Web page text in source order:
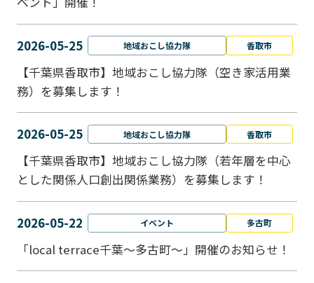
2026-05-25 地域おこし協力隊 香取市
【千葉県香取市】地域おこし協力隊（空き家活用業
務）を募集します！
2026-05-25 地域おこし協力隊 香取市
【千葉県香取市】地域おこし協力隊（若年層を中心
とした関係人口創出関係業務）を募集します！
2026-05-22 イベント 多古町
「local terrace千葉～多古町～」開催のお知らせ！